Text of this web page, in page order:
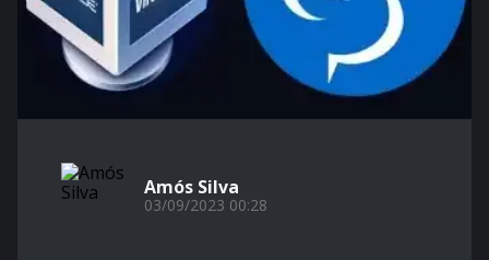
Amós Silva
03/09/2023 00:28